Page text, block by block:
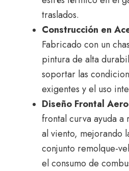
traslados.
Construcción en
Fabricado con un
pintura de alta
soportar las
exigentes y el uso
Diseño Frontal
frontal curva ayuda
al viento, mejorando
conjunto remolque-
el consumo de